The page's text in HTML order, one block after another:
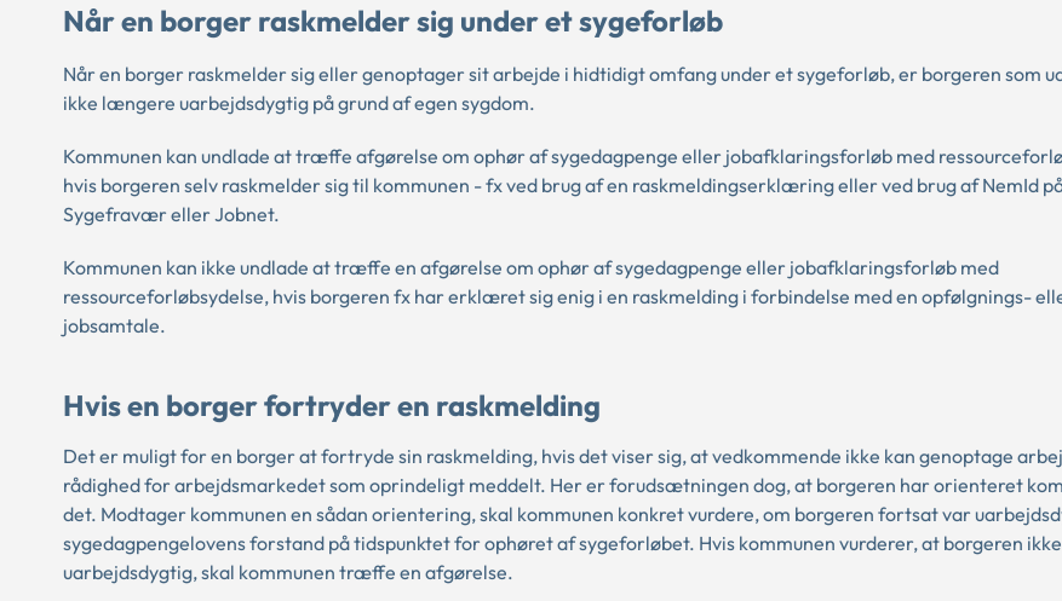
Når en borger raskmelder sig under et sygeforløb
Når en borger raskmelder sig eller genoptager sit arbejde i hidtidigt omfang under et sygeforløb, er borgeren som
ikke længere uarbejdsdygtig på grund af egen sygdom.
Kommunen kan undlade at træffe afgørelse om ophør af sygedagpenge eller jobafklaringsforløb med
hvis borgeren selv raskmelder sig til kommunen - fx ved brug af en raskmeldingserklæring eller ved brug af NemId
Sygefravær eller Jobnet.
Kommunen kan ikke undlade at træffe en afgørelse om ophør af sygedagpenge eller jobafklaringsforløb med
ressourceforløbsydelse, hvis borgeren fx har erklæret sig enig i en raskmelding i forbindelse med en opfølgnings-
jobsamtale.
Hvis en borger fortryder en raskmelding
Det er muligt for en borger at fortryde sin raskmelding, hvis det viser sig, at vedkommende ikke kan genoptage
rådighed for arbejdsmarkedet som oprindeligt meddelt. Her er forudsætningen dog, at borgeren har orienteret
det. Modtager kommunen en sådan orientering, skal kommunen konkret vurdere, om borgeren fortsat var
sygedagpengelovens forstand på tidspunktet for ophøret af sygeforløbet. Hvis kommunen vurderer, at borgeren
uarbejdsdygtig, skal kommunen træffe en afgørelse.